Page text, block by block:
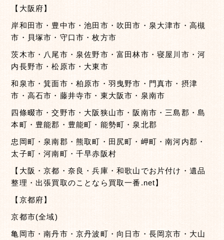
【大阪府】
岸和田市・豊中市・池田市・吹田市・泉大津市・高槻
市・貝塚市・守口市・枚方市
茨木市・八尾市・泉佐野市・富田林市・寝屋川市・河
内長野市・松原市・大東市
和泉市・箕面市・柏原市・羽曳野市・門真市・摂津
市・高石市・藤井寺市・東大阪市・泉南市
四條畷市・交野市・大阪狭山市・阪南市・三島郡・島
本町・豊能郡・豊能町・能勢町・泉北郡
忠岡町・泉南郡・熊取町・田尻町・岬町・南河内郡・
太子町・河南町・千早赤阪村
【大阪・京都・奈良・兵庫・和歌山でお片付け・遺品
整理・出張買取のことなら買取一番.net】
【京都府】
京都市(全域)
亀岡市・南丹市・京丹波町・向日市・長岡京市・大山